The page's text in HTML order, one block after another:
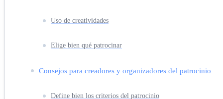
Uso de creatividades
Elige bien qué patrocinar
Consejos para creadores y organizadores del patrocinio
Define bien los criterios del patrocinio